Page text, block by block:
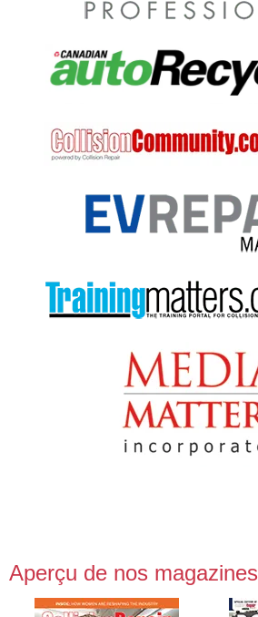
Aperçu de nos magazines